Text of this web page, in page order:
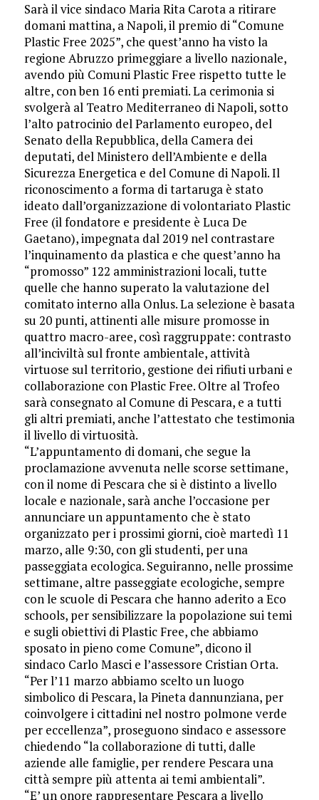
Sarà il vice sindaco Maria Rita Carota a ritirare
domani mattina, a Napoli, il premio di “Comune
Plastic Free 2025”, che quest’anno ha visto la
regione Abruzzo primeggiare a livello nazionale,
avendo più Comuni Plastic Free rispetto tutte le
altre, con ben 16 enti premiati. La cerimonia si
svolgerà al Teatro Mediterraneo di Napoli, sotto
l’alto patrocinio del Parlamento europeo, del
Senato della Repubblica, della Camera dei
deputati, del Ministero dell’Ambiente e della
Sicurezza Energetica e del Comune di Napoli. Il
riconoscimento a forma di tartaruga è stato
ideato dall’organizzazione di volontariato Plastic
Free (il fondatore e presidente è Luca De
Gaetano), impegnata dal 2019 nel contrastare
l’inquinamento da plastica e che quest’anno ha
“promosso” 122 amministrazioni locali, tutte
quelle che hanno superato la valutazione del
comitato interno alla Onlus. La selezione è basata
su 20 punti, attinenti alle misure promosse in
quattro macro-aree, così raggruppate: contrasto
all’inciviltà sul fronte ambientale, attività
virtuose sul territorio, gestione dei rifiuti urbani e
collaborazione con Plastic Free. Oltre al Trofeo
sarà consegnato al Comune di Pescara, e a tutti
gli altri premiati, anche l’attestato che testimonia
il livello di virtuosità.
“L’appuntamento di domani, che segue la
proclamazione avvenuta nelle scorse settimane,
con il nome di Pescara che si è distinto a livello
locale e nazionale, sarà anche l’occasione per
annunciare un appuntamento che è stato
organizzato per i prossimi giorni, cioè martedì 11
marzo, alle 9:30, con gli studenti, per una
passeggiata ecologica. Seguiranno, nelle prossime
settimane, altre passeggiate ecologiche, sempre
con le scuole di Pescara che hanno aderito a Eco
schools, per sensibilizzare la popolazione sui temi
e sugli obiettivi di Plastic Free, che abbiamo
sposato in pieno come Comune”, dicono il
sindaco Carlo Masci e l’assessore Cristian Orta.
“Per l’11 marzo abbiamo scelto un luogo
simbolico di Pescara, la Pineta dannunziana, per
coinvolgere i cittadini nel nostro polmone verde
per eccellenza”, proseguono sindaco e assessore
chiedendo “la collaborazione di tutti, dalle
aziende alle famiglie, per rendere Pescara una
città sempre più attenta ai temi ambientali”.
“E’ un onore rappresentare Pescara a livello